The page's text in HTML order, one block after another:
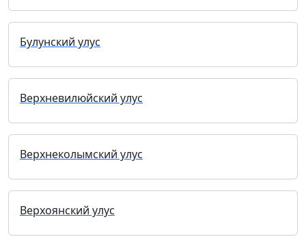
Булунский улус
Верхневилюйский улус
Верхнеколымский улус
Верхоянский улус